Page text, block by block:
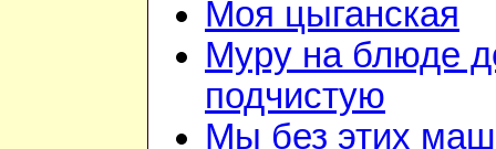
Моя цыганская
Муру на блюде
подчистую
Мы без этих